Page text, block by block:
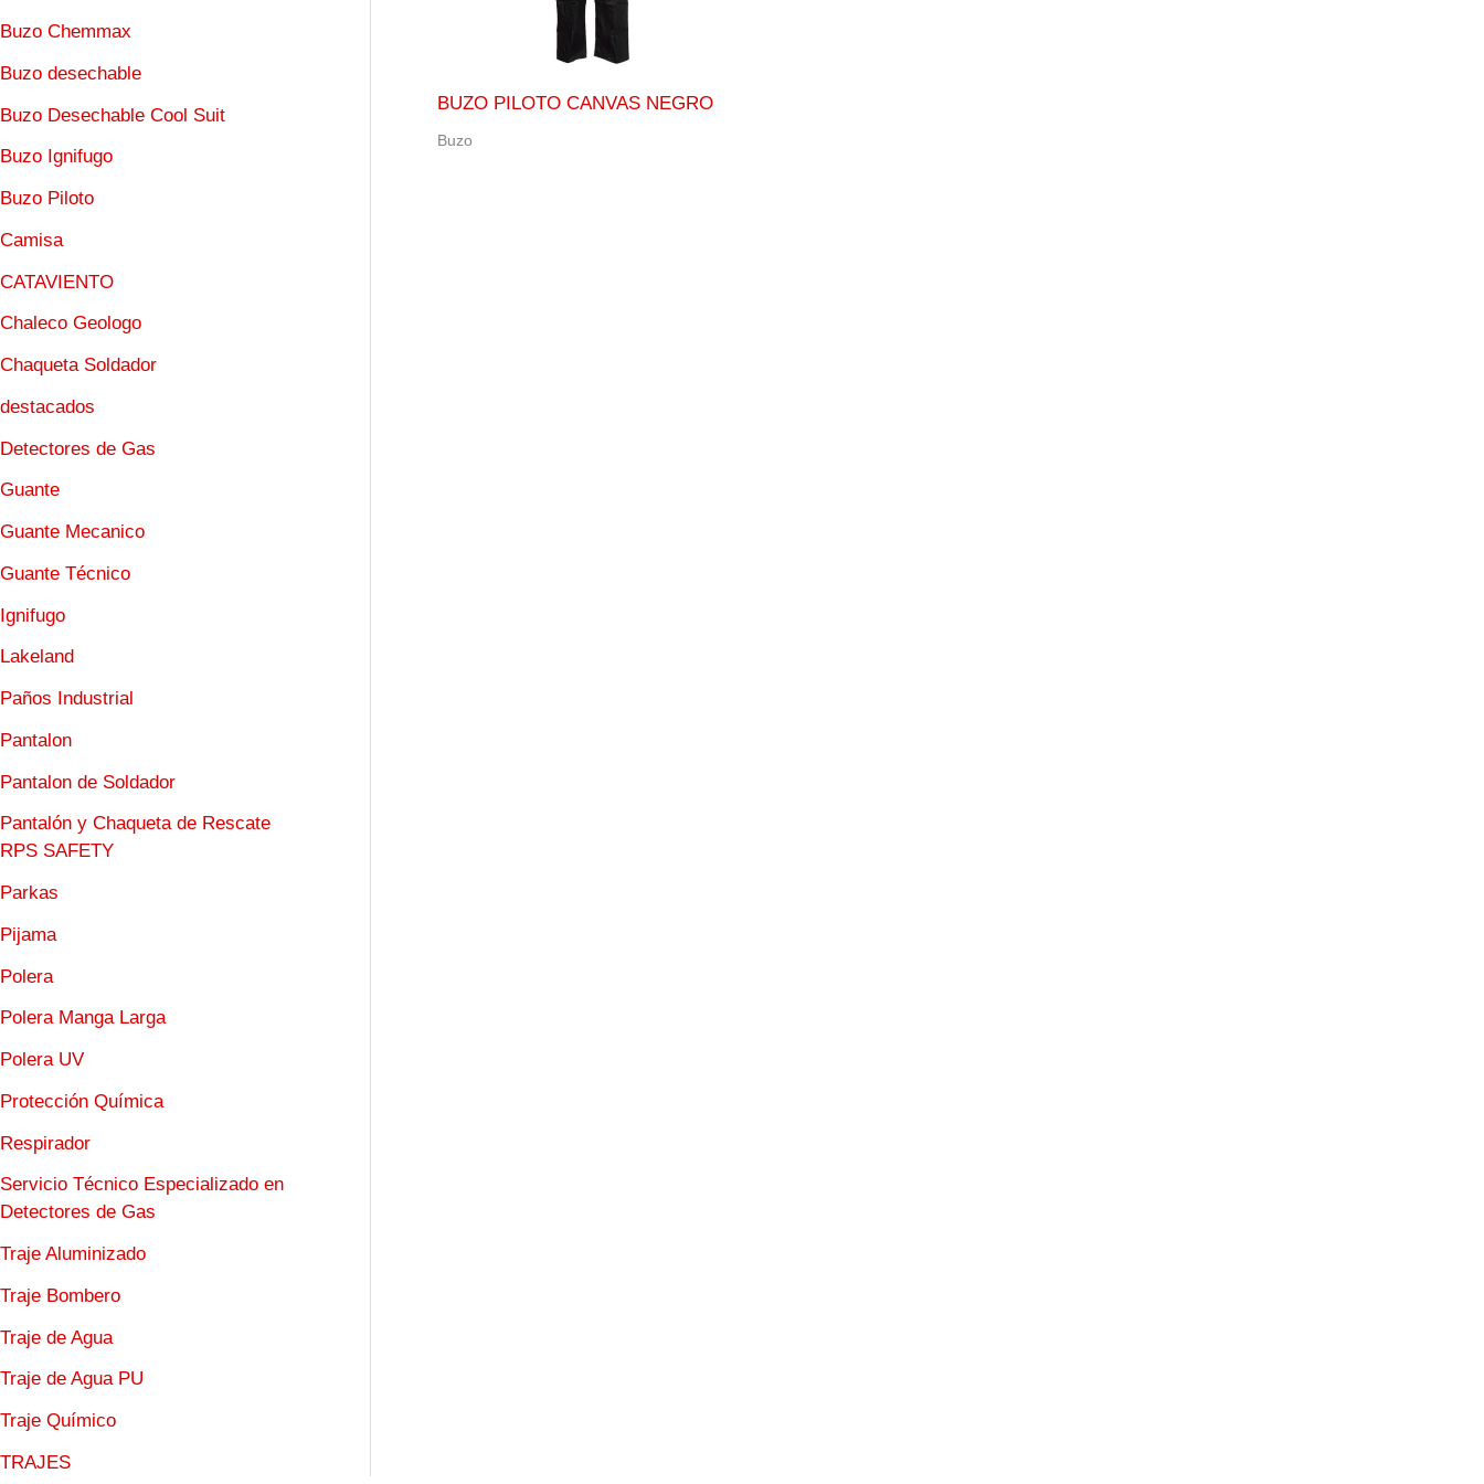
Buzo Chemmax
Buzo desechable
Buzo Desechable Cool Suit
Buzo Ignifugo
Buzo Piloto
Camisa
CATAVIENTO
Chaleco Geologo
Chaqueta Soldador
destacados
Detectores de Gas
Guante
Guante Mecanico
Guante Técnico
Ignifugo
Lakeland
Paños Industrial
Pantalon
Pantalon de Soldador
Pantalón y Chaqueta de Rescate
RPS SAFETY
Parkas
Pijama
Polera
Polera Manga Larga
Polera UV
Protección Química
Respirador
Servicio Técnico Especializado en
Detectores de Gas
Traje Aluminizado
Traje Bombero
Traje de Agua
Traje de Agua PU
Traje Químico
TRAJES
BUZO PILOTO CANVAS NEGRO
Buzo